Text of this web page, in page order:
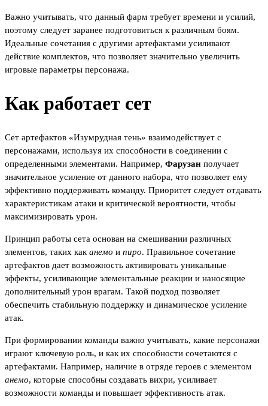
Важно учитывать, что данный фарм требует времени и усилий,
поэтому следует заранее подготовиться к различным боям.
Идеальные сочетания с другими артефактами усиливают
действие комплектов, что позволяет значительно увеличить
игровые параметры персонажа.
Как работает сет
Сет артефактов «Изумрудная тень» взаимодействует с
персонажами, используя их способности в соединении с
определенными элементами. Например, Фарузан получает
значительное усиление от данного набора, что позволяет ему
эффективно поддерживать команду. Приоритет следует отдавать
характеристикам атаки и критической вероятности, чтобы
максимизировать урон.
Принцип работы сета основан на смешивании различных
элементов, таких как анемо и пиро. Правильное сочетание
артефактов дает возможность активировать уникальные
эффекты, усиливающие элементальные реакции и наносящие
дополнительный урон врагам. Такой подход позволяет
обеспечить стабильную поддержку и динамическое усиление
атак.
При формировании команды важно учитывать, какие персонажи
играют ключевую роль, и как их способности сочетаются с
артефактами. Например, наличие в отряде героев с элементом
анемо, которые способны создавать вихри, усиливает
возможности команды и повышает эффективность атак.